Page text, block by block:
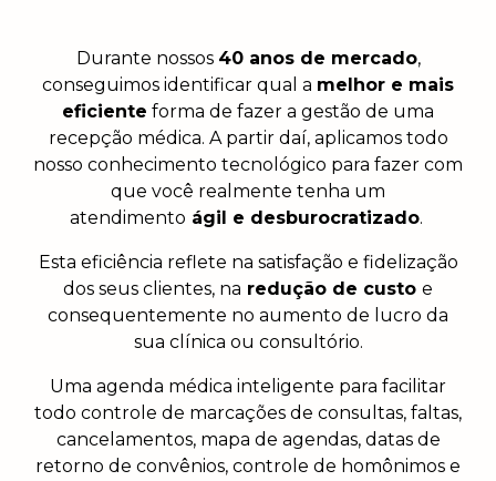
Durante nossos 40 anos de mercado,
conseguimos identificar qual a melhor e mais
eficiente forma de fazer a gestão de uma
recepção médica. A partir daí, aplicamos todo
nosso conhecimento tecnológico para fazer com
que você realmente tenha um
atendimento ágil e desburocratizado.
Esta eficiência reflete na satisfação e fidelização
dos seus clientes, na redução de custo e
consequentemente no aumento de lucro da
sua clínica ou consultório.
Uma agenda médica inteligente para facilitar
todo controle de marcações de consultas, faltas,
cancelamentos, mapa de agendas, datas de
retorno de convênios, controle de homônimos e